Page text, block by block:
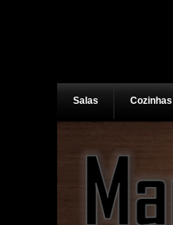
Salas Cozinhas